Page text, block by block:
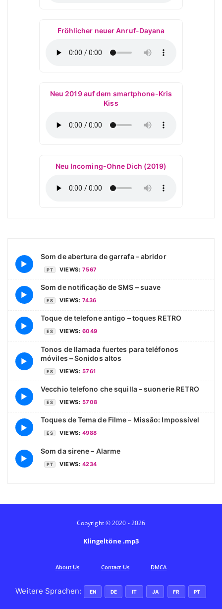
Fröhlicher neuer Anruf-Dayana
Neu 2019 auf dem smartphone-Kris
Kiss
Neu Incoming-Ohne Dich (2019)
▶
Som de abertura de garrafa – abridor
PT VIEWS: 7567
▶
Som de notificação de SMS – suave
ES VIEWS: 7436
▶
Toque de telefone antigo – toques RETRO
ES VIEWS: 6049
▶
Tonos de llamada fuertes para teléfonos
móviles – Sonidos altos
ES VIEWS: 5761
▶
Vecchio telefono che squilla – suonerie RETRO
ES VIEWS: 5708
▶
Toques de Tema de Filme – Missão: Impossível
ES VIEWS: 4988
▶
Som da sirene – Alarme
PT VIEWS: 4234
Copyright © 2020 - 2026
Klingeltöne .mp3
Аbout Us Contact Us DMCA
Weitere Sprachen: EN DE IT JA FR PT